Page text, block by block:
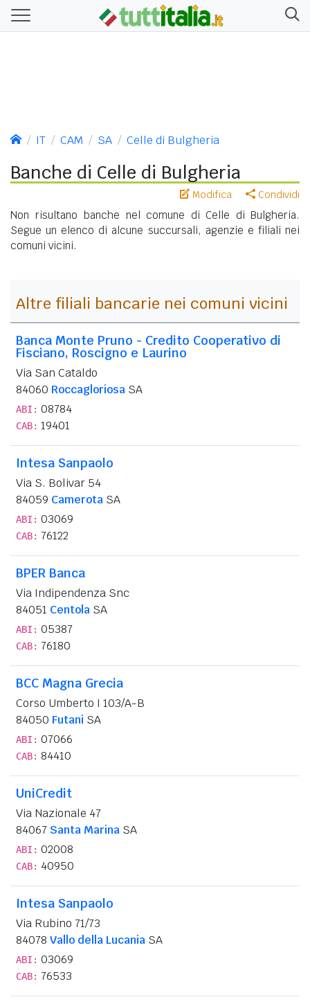
IT CAM SA Celle di Bulgheria
Banche di Celle di Bulgheria
Modifica Condividi
Non risultano banche nel comune di Celle di Bulgheria.
Segue un elenco di alcune succursali, agenzie e filiali nei
comuni vicini.
Altre filiali bancarie nei comuni vicini
Banca Monte Pruno - Credito Cooperativo di
Fisciano, Roscigno e Laurino
Via San Cataldo
84060 Roccagloriosa SA
ABI: 08784
CAB: 19401
Intesa Sanpaolo
Via S. Bolivar 54
84059 Camerota SA
ABI: 03069
CAB: 76122
BPER Banca
Via Indipendenza Snc
84051 Centola SA
ABI: 05387
CAB: 76180
BCC Magna Grecia
Corso Umberto I 103/A-B
84050 Futani SA
ABI: 07066
CAB: 84410
UniCredit
Via Nazionale 47
84067 Santa Marina SA
ABI: 02008
CAB: 40950
Intesa Sanpaolo
Via Rubino 71/73
84078 Vallo della Lucania SA
ABI: 03069
CAB: 76533